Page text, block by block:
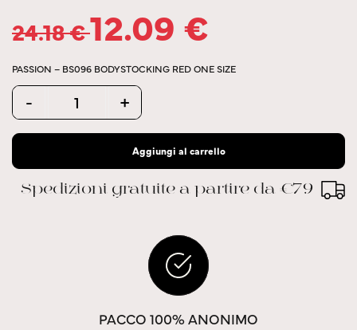
24.18€12.09 €
PASSION – BS096 BODYSTOCKING RED ONE SIZE
Quantity
- +
Aggiungi al carrello
Spedizioni gratuite a partire da €79
PACCO 100% ANONIMO